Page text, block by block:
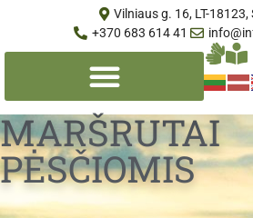
Vilniaus g. 16, LT-18123,
+370 683 614 41
MARŠRUTAI
PĖSČIOMIS